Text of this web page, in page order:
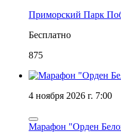
Приморский Парк
Бесплатно
875
4 ноября 2026 г. 7:00
Марафон "Орден